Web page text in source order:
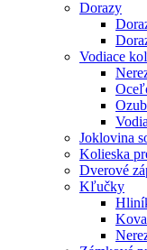
Dorazy
Vodiace
Joklovina
Kolieska
Dverové
Kľučky